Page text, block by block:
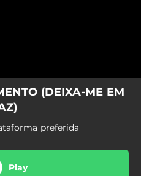
(DEIXA-ME EM
preferida
Play